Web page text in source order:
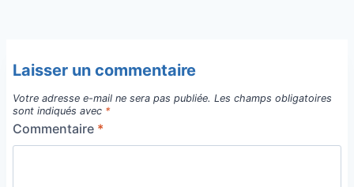
Laisser un commentaire
Votre adresse e-mail ne sera pas publiée. Les champs obligatoires
sont indiqués avec *
Commentaire *